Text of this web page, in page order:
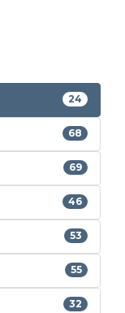
24
68
69
46
53
55
32